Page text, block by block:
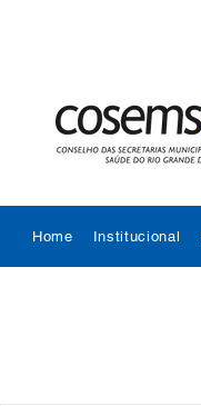
Home Institucional